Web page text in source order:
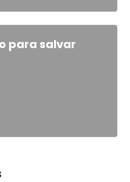
para salvar